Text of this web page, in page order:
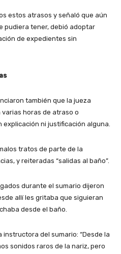
estos atrasos y señaló que aún
pudiera tener, debió adoptar
de expedientes sin
también que la jueza
horas de atraso o
ni justificación alguna.
tratos de parte de la
y reiteradas “salidas al baño”.
durante el sumario dijeron
allí les gritaba que siguieran
desde el baño.
del sumario: “Desde la
sonidos raros de la nariz, pero